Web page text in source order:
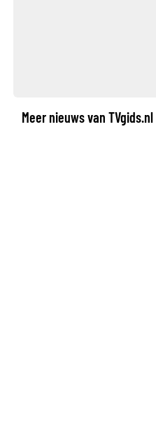
Meer nieuws van TVgids.nl